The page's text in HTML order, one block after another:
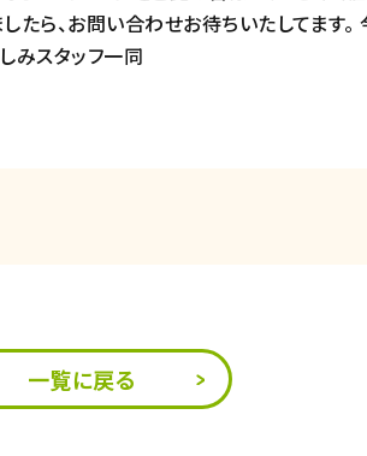
したら、お問い合わせお待ちいたしてま
みスタッフ一同
一覧に戻る